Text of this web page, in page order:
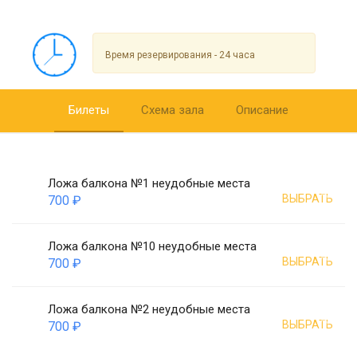
Время резервирования - 24 часа
Билеты Схема зала Описание
Ложа балкона №1 неудобные места
700 ₽ ВЫБРАТЬ
Ложа балкона №10 неудобные места
700 ₽ ВЫБРАТЬ
Ложа балкона №2 неудобные места
700 ₽ ВЫБРАТЬ